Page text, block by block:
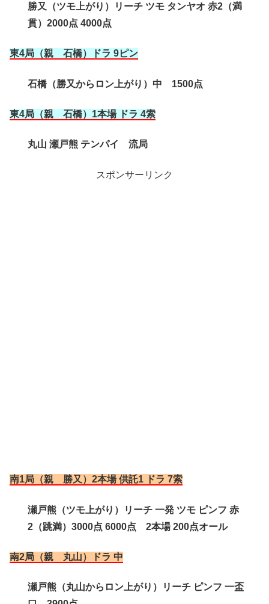
勝又（ツモ上がり）リーチ ツモ タンヤオ 赤2（満
貫）2000点 4000点
東4局（親 石橋）ドラ 9ピン
石橋（勝又からロン上がり）中 1500点
東4局（親 石橋）1本場 ドラ 4索
丸山 瀬戸熊 テンパイ 流局
スポンサーリンク
南1局（親 勝又）2本場 供託1 ドラ 7索
瀬戸熊（ツモ上がり）リーチ 一発 ツモ ピンフ 赤
2（跳満）3000点 6000点 2本場 200点オール
南2局（親 丸山）ドラ 中
瀬戸熊（丸山からロン上がり）リーチ ピンフ 一盃